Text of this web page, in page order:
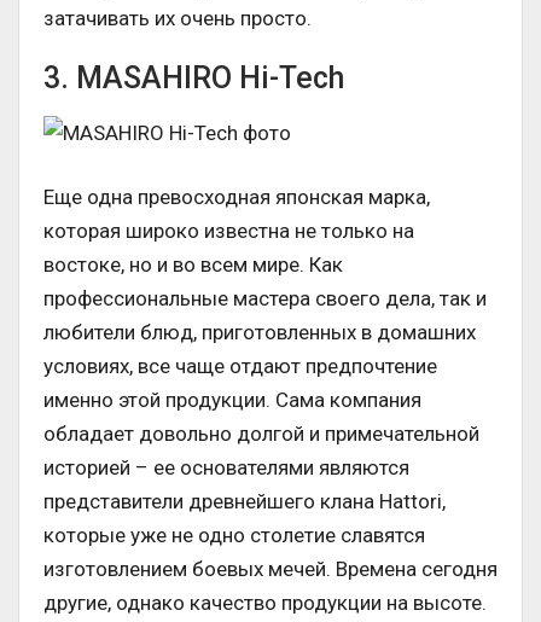
затачивать их очень просто.
3. MASAHIRO Hi-Tech
Еще одна превосходная японская марка,
которая широко известна не только на
востоке, но и во всем мире. Как
профессиональные мастера своего дела, так и
любители блюд, приготовленных в домашних
условиях, все чаще отдают предпочтение
именно этой продукции. Сама компания
обладает довольно долгой и примечательной
историей – ее основателями являются
представители древнейшего клана Hattori,
которые уже не одно столетие славятся
изготовлением боевых мечей. Времена сегодня
другие, однако качество продукции на высоте.